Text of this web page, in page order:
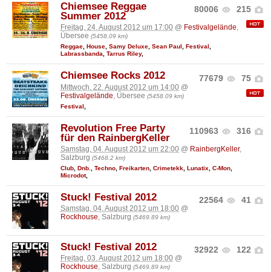
80006 215
Chiemsee Reggae
Summer 2012
Freitag, 24. August 2012 um 17:00 @ Festivalgelände,
Übersee (5458.09 km)
Reggae, House, Samy Deluxe, Sean Paul , Festival ,
Labrassbanda, Tarrus Riley,
77679 75
Chiemsee Rocks 2012
Mittwoch, 22. August 2012 um 14:00 @
Festivalgelände , Übersee (5458.09 km)
Festival
110963 316
Revolution Free Party
für den RainbergKeller
Samstag, 04. August 2012 um 22:00 @ RainbergKeller,
Salzburg (5468.2 km)
Club Dnb. Techno Freikarten Crimetekk Lunatix C-Mon
Microdot,
22564 41
Stuck! Festival 2012
Samstag, 04. August 2012 um 18:00 @
Rockhouse, Salzburg (5469.89 km)
32922 122
Stuck! Festival 2012
Freitag, 03. August 2012 um 18:00 @
Rockhouse, Salzburg (5469.89 km)